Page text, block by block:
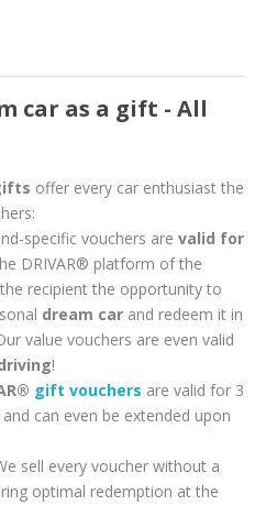
car as a gift - All
offer every car enthusiast the
specific vouchers are valid for
DRIVAR® platform of the
recipient the opportunity to
dream car and redeem it in
value vouchers are even valid
!
gift vouchers are valid for 3
can even be extended upon
sell every voucher without a
optimal redemption at the